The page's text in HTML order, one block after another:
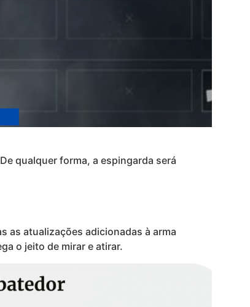
qualquer forma, a espingarda será
as atualizações adicionadas à arma
o jeito de mirar e atirar.